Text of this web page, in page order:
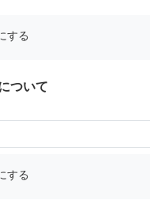
する
ついて
する